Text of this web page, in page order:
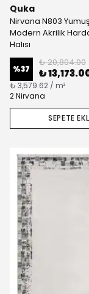
Quka
Nirvana N803
Modern Akrilik
Halısı
%37
₺ 20,804.00
₺
₺ 3,579.62 / m²
2 Nirvana
SEPETE